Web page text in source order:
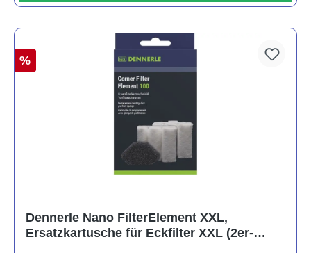
%
Dennerle Nano FilterElement XXL,
Ersatzkartusche für Eckfilter XXL (2er-